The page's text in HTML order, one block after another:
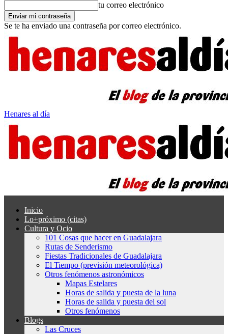
tu correo electrónico
Se te ha enviado una contraseña por correo electrónico.
Henares al día
Inicio
Lo+próximo (citas)
Cultura y Ocio
101 Cosas que hacer en Guadalajara
Rutas de Senderismo
Fiestas Tradicionales de Guadalajara
El Tiempo (previsión meteorológica)
Otros fenómenos astronómicos
Mapas Estelares
Horas de salida y puesta de la luna
Horas de salida y puesta del sol
Otros fenómenos
Blogs
Las Cruces